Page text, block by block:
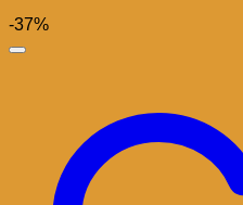
-37%